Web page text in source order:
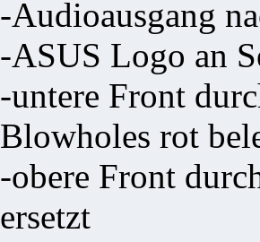
-Audioausgang
-ASUS Logo an
-untere Front
Blowholes rot
-obere Front
ersetzt